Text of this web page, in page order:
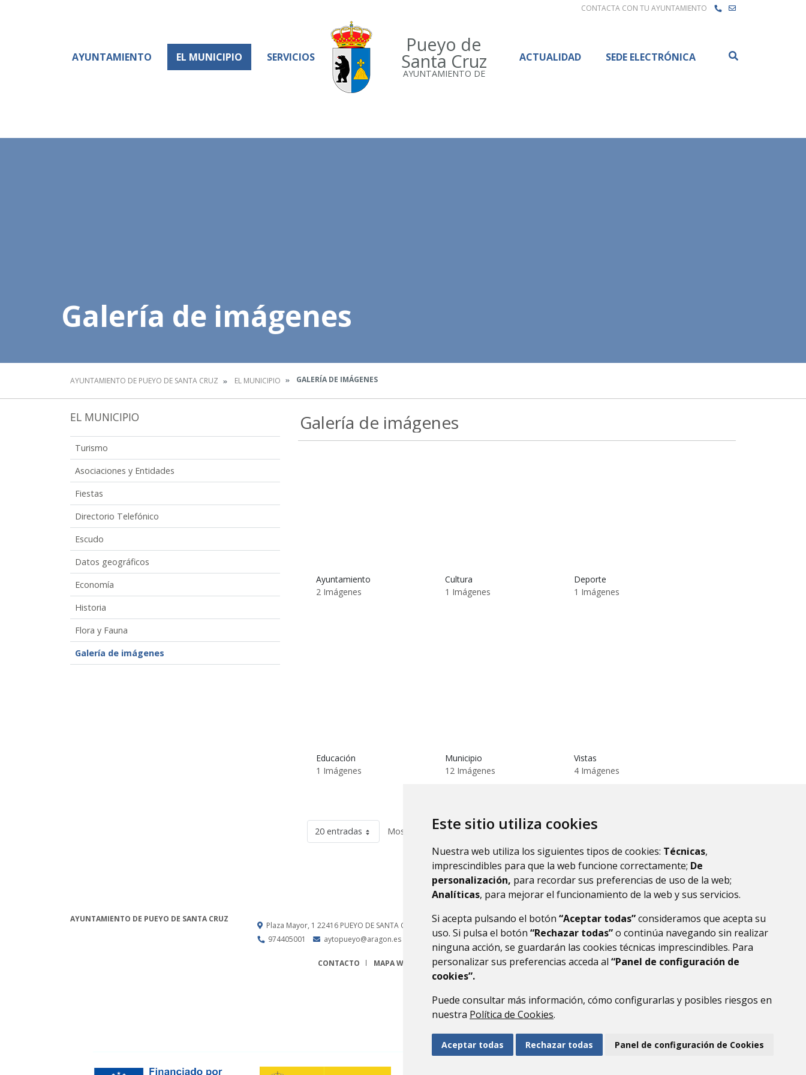
Este sitio utiliza cookies
Nuestra web utiliza los siguientes tipos de cookies: Técnicas,
imprescindibles para que la web funcione correctamente; De
personalización, para recordar sus preferencias de uso de la web;
Analíticas, para mejorar el funcionamiento de la web y sus servicios.
Si acepta pulsando el botón “Aceptar todas”consideramos que acepta su
uso. Si pulsa el botón “Rechazar todas”o continúa navegando sin realizar
ninguna acción, se guardarán las cookies técnicas imprescindibles. Para
personalizar sus preferencias acceda al “Panel de configuración de
cookies”.
Puede consultar más información, cómo configurarlas y posibles riesgos en
nuestra Política de Cookies.
Aceptar todas Rechazar todas Panel de configuración de Cookies
CONTACTA CON TU AYUNTAMIENTO
Pueyo de
Santa Cruz
AYUNTAMIENTO DE
AYUNTAMIENTO EL MUNICIPIO SERVICIOS ACTUALIDAD SEDE ELECTRÓNICA
Galería de imágenes
AYUNTAMIENTO DE PUEYO DE SANTA CRUZ EL MUNICIPIO GALERÍA DE IMÁGENES
EL MUNICIPIO
Turismo
Asociaciones y Entidades
Fiestas
Directorio Telefónico
Escudo
Datos geográficos
Economía
Historia
Flora y Fauna
Galería de imágenes
Galería de imágenes
Ayuntamiento
2 Imágenes
Cultura
1 Imágenes
Deporte
1 Imágenes
Educación
1 Imágenes
Municipio
12 Imágenes
Vistas
4 Imágenes
20 entradas Mostrando el intervalo 1 - 6 de 6 resultados.
AYUNTAMIENTO DE PUEYO DE SANTA CRUZ
Plaza Mayor, 1 22416 PUEYO DE SANTA CRUZ - ARAGÓN(ESPAÑA)
974405001
aytopueyo@aragon.es
CONTACTO MAPA WEB AVISO LEGAL PROTECCIÓN DE DATOS ACCESIBILIDAD POLÍTICA DE COOKIES